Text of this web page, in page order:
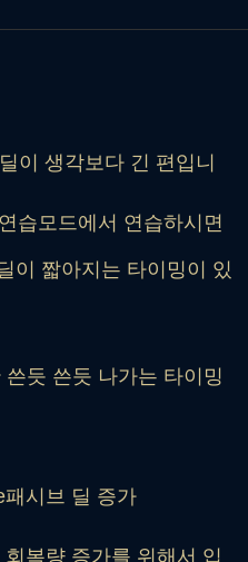
이 생각보다 긴 편입니
습모드에서 연습하시면
이 짧아지는 타이밍이 있
듯 쓴듯 나가는 타이밍
시브 딜 증가
복량 증가를 위해서 입